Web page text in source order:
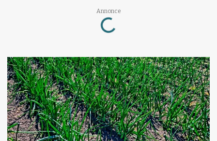
Annonce
Loading...